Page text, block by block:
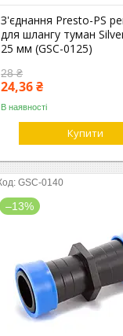
З'єднання Presto-PS
для шлангу туман
25 мм (GSC-0125)
28 ₴
24,36 ₴
В наявності
Купити
GSC-0140
–13%